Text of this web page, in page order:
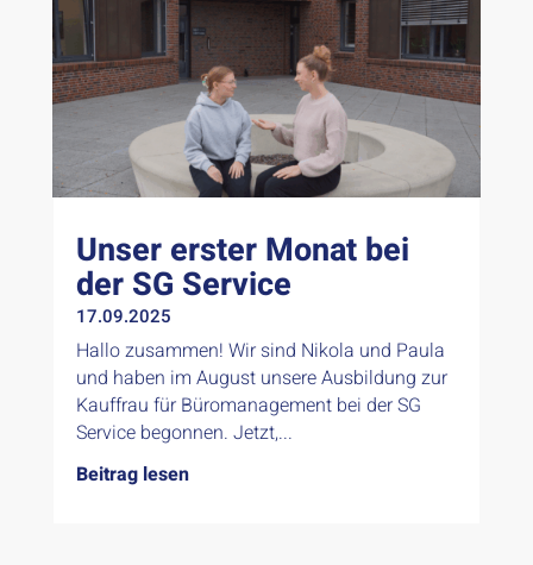
Unser erster Monat bei
der SG Service
17.09.2025
Hallo zusammen! Wir sind Nikola und Paula
und haben im August unsere Ausbildung zur
Kauffrau für Büromanagement bei der SG
Service begonnen. Jetzt,...
Beitrag lesen